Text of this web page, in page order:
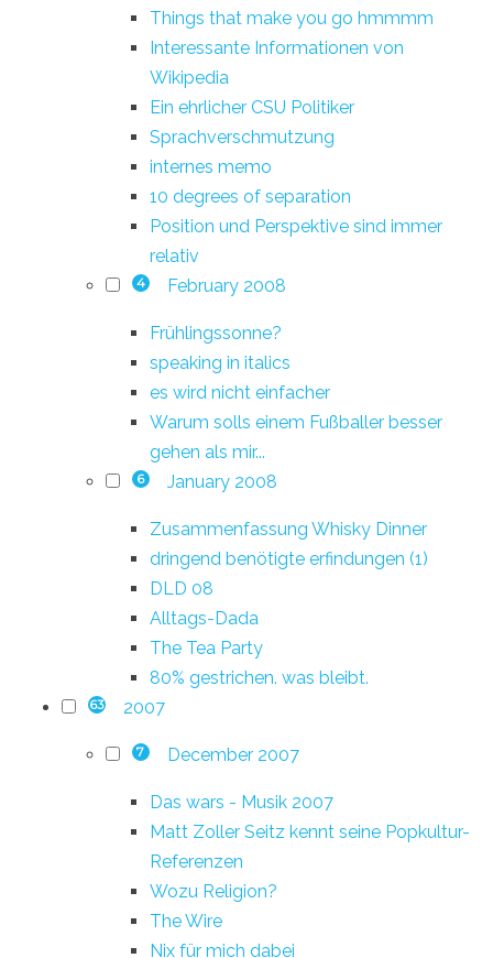
Things that make you go hmmmm
Interessante Informationen von
Wikipedia
Ein ehrlicher CSU Politiker
Sprachverschmutzung
internes memo
10 degrees of separation
Position und Perspektive sind immer
relativ
4 February 2008
Frühlingssonne?
speaking in italics
es wird nicht einfacher
Warum solls einem Fußballer besser
gehen als mir...
6 January 2008
Zusammenfassung Whisky Dinner
dringend benötigte erfindungen (1)
DLD 08
Alltags-Dada
The Tea Party
80% gestrichen. was bleibt.
63 2007
7 December 2007
Das wars - Musik 2007
Matt Zoller Seitz kennt seine Popkultur-
Referenzen
Wozu Religion?
The Wire
Nix für mich dabei